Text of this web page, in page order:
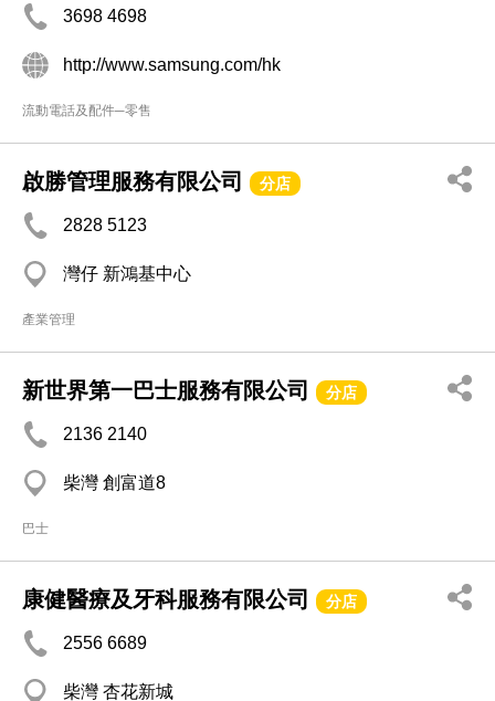
3698 4698
http://www.samsung.com/hk
流動電話及配件─零售
啟勝管理服務有限公司 分店
2828 5123
灣仔 新鴻基中心
產業管理
新世界第一巴士服務有限公司 分店
2136 2140
柴灣 創富道8
巴士
康健醫療及牙科服務有限公司 分店
2556 6689
柴灣 杏花新城